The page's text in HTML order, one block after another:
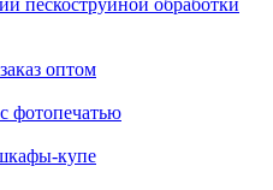
пескоструйной обработки
оптом
фотопечатью
купе